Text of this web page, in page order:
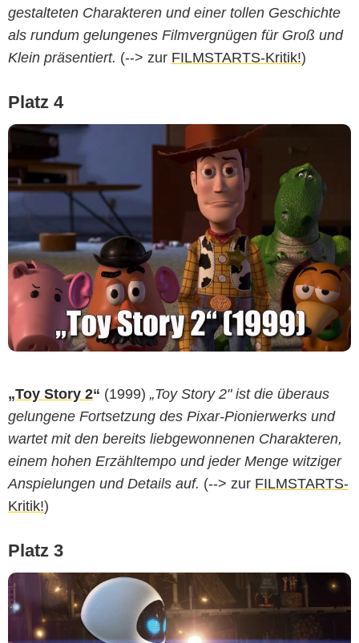
gestalteten Charakteren und einer tollen Geschichte
als rundum gelungenes Filmvergnügen für Groß und
Klein präsentiert. (--> zur FILMSTARTS-Kritik!)
Platz 4
„Toy Story 2“ (1999) „Toy Story 2" ist die überaus
gelungene Fortsetzung des Pixar-Pionierwerks und
wartet mit den bereits liebgewonnenen Charakteren,
einem hohen Erzähltempo und jeder Menge witziger
Anspielungen und Details auf. (--> zur FILMSTARTS-
Kritik!)
Platz 3